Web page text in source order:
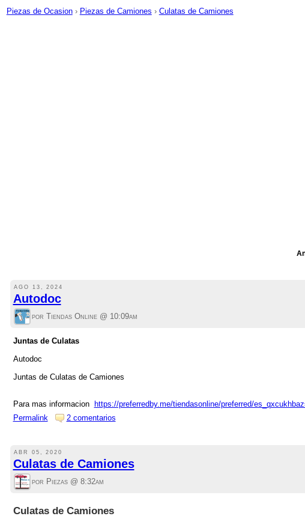
Piezas de Ocasion › Piezas de Camiones › Culatas de Camiones
AGO 13, 2024
Autodoc
por Tiendas Online @ 10:09am
Juntas de Culatas
Autodoc
Juntas de Culatas de Camiones
Para mas informacion https://preferredby.me/tiendasonline/preferred/
Permalink
2 comentarios
ABR 05, 2020
Culatas de Camiones
por Piezas @ 8:32am
Culatas de Camiones